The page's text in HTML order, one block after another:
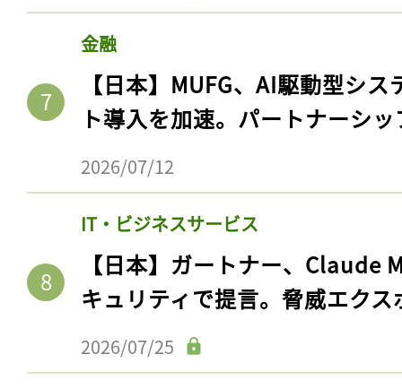
金融
【日本】MUFG、AI駆動型シ
ト導入を加速。パートナーシ
2026/07/12
IT・ビジネスサービス
【日本】ガートナー、Claude
キュリティで提言。脅威エク
2026/07/25